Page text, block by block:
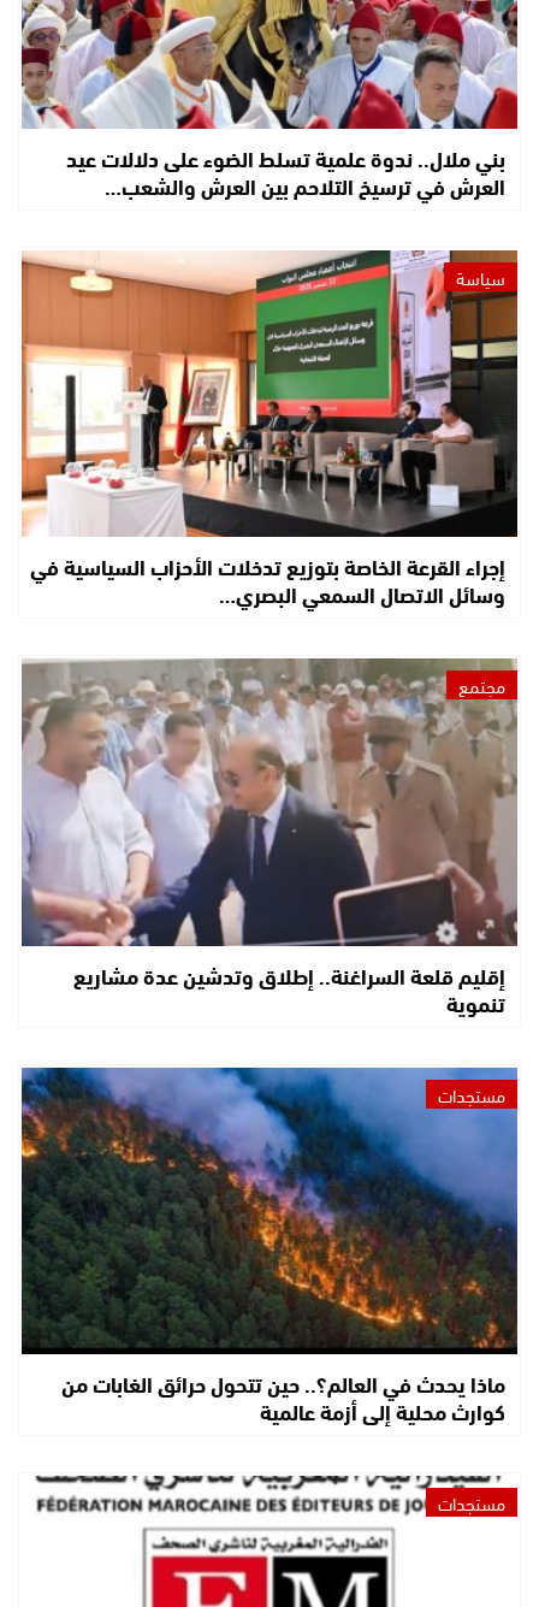
بني ملال.. ندوة علمية تسلط الضوء على دلالات عيد
العرش في ترسيخ التلاحم بين العرش والشعب…
سياسة
إجراء القرعة الخاصة بتوزيع تدخلات الأحزاب السياسية في
وسائل الاتصال السمعي البصري…
مجتمع
إقليم قلعة السراغنة.. إطلاق وتدشين عدة مشاريع
تنموية
مستجدات
ماذا يحدث في العالم؟.. حين تتحول حرائق الغابات من
كوارث محلية إلى أزمة عالمية
مستجدات